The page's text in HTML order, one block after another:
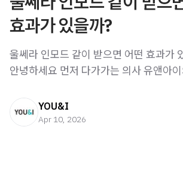
효과가 있을까?
울쎄라 인모드 같이 받으면 어떤 효과가
안녕하세요 먼저 다가가는 의사 유앤아
YOU&I
Apr 10, 2026